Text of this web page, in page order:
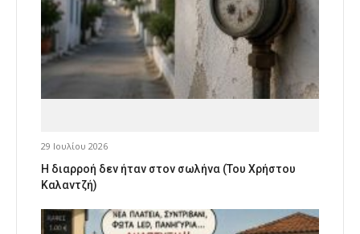
29 Ιουλίου 2026
Η διαρροή δεν ήταν στον σωλήνα (Του Χρήστου
Καλαντζή)